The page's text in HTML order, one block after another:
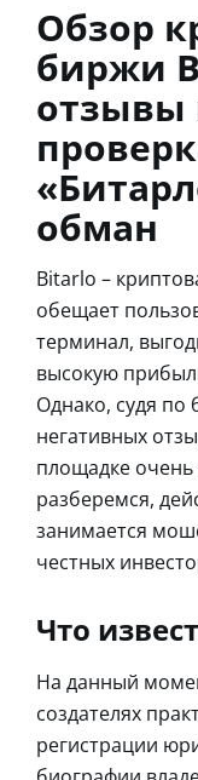
Обзор
биржи
отзывы
обман
Bitarlo –
обещает
терминал,
высокую
Однако, судя по
негативных
площадке
разберемся,
занимается
честных
Что
На данный
создателях
регистрации